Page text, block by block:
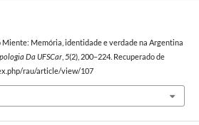
Miente: Memória, identidade e verdade na Argentina
Da UFSCar, 5(2), 200–224. Recuperado de
rau/article/view/107